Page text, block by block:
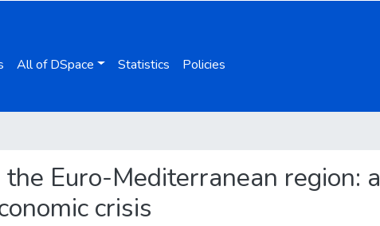
All of DSpace Statistics Policies
Euro-Mediterranean region: a
crisis